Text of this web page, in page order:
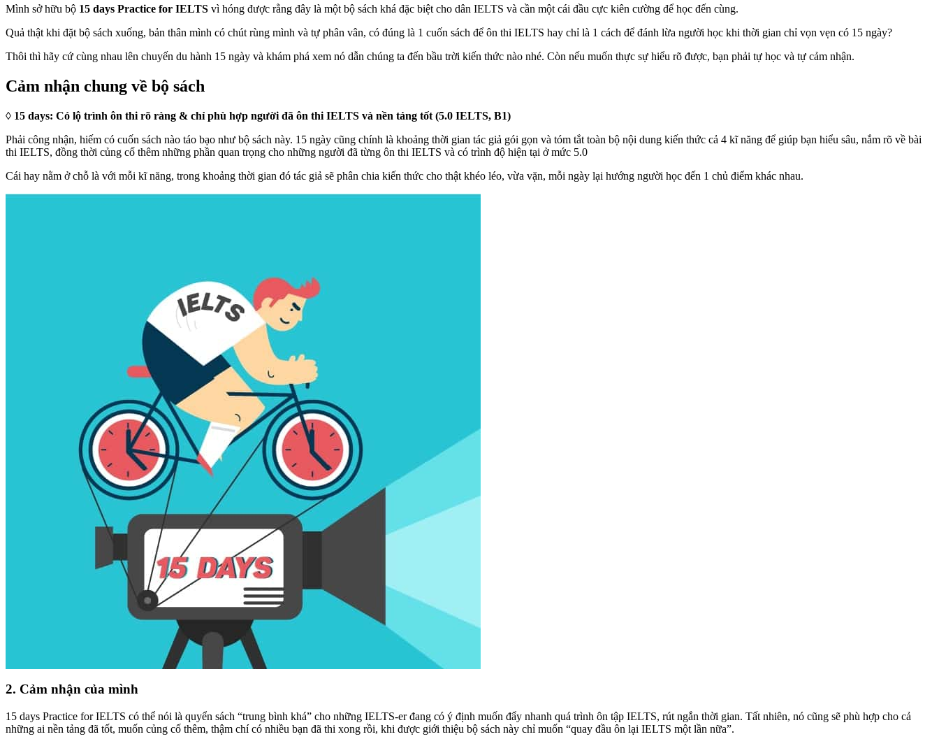
Mình sở hữu bộ 15 days Practice for IELTS vì hóng được rằng đây là một bộ sách khá đặc biệt cho dân IELTS và cần một cái đầu cực kiên cường để học đến cùng.
Quả thật khi đặt bộ sách xuống, bản thân mình có chút rùng mình và tự phân vân, có đúng là 1 cuốn sách để ôn thi IELTS hay chỉ là 1 cách để đánh lừa người học khi thời gian chỉ vọn vẹn có 15 ngày?
Thôi thì hãy cứ cùng nhau lên chuyến du hành 15 ngày và khám phá xem nó dẫn chúng ta đến bầu trời kiến thức nào nhé. Còn nếu muốn thực sự hiểu rõ được, bạn phải tự học và tự cảm nhận.
Cảm nhận chung về bộ sách
◊ 15 days: Có lộ trình ôn thi rõ ràng & chỉ phù hợp người đã ôn thi IELTS và nền tảng tốt (5.0 IELTS, B1)
Phải công nhận, hiếm có cuốn sách nào táo bạo như bộ sách này. 15 ngày cũng chính là khoảng thời gian tác giả gói gọn và tóm tắt toàn bộ nội dung kiến thức cả 4 kĩ năng để giúp bạn hiểu sâu, nắm rõ về bài
thi IELTS, đồng thời củng cố thêm những phần quan trọng cho những người đã từng ôn thi IELTS và có trình độ hiện tại ở mức 5.0
Cái hay nằm ở chỗ là với mỗi kĩ năng, trong khoảng thời gian đó tác giả sẽ phân chia kiến thức cho thật khéo léo, vừa vặn, mỗi ngày lại hướng người học đến 1 chủ điểm khác nhau.
2. Cảm nhận của mình
15 days Practice for IELTS có thể nói là quyển sách “trung bình khá” cho những IELTS-er đang có ý định muốn đẩy nhanh quá trình ôn tập IELTS, rút ngắn thời gian. Tất nhiên, nó cũng sẽ phù hợp cho cả
những ai nền tảng đã tốt, muốn củng cố thêm, thậm chí có nhiều bạn đã thi xong rồi, khi được giới thiệu bộ sách này chỉ muốn “quay đầu ôn lại IELTS một lần nữa”.